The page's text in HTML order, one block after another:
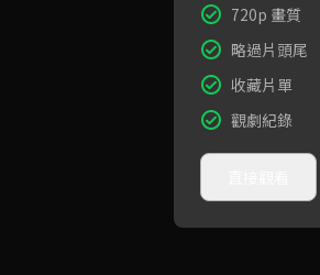
720p 畫質
略過片頭尾
收藏片單
觀劇紀錄